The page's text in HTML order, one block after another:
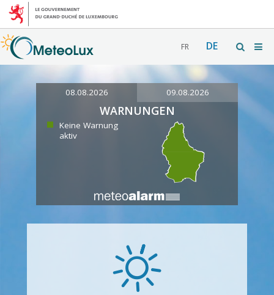
FR DE
08.08.2026 09.08.2026
WARNUNGEN
Keine Warnung
aktiv